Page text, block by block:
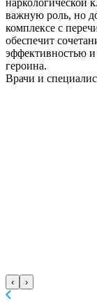
наркологической
важную роль, но
комплексе с
обеспечит
эффективностью и
героина.
Врачи и
‹ ›